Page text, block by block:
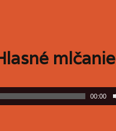
mlčanie
00:00